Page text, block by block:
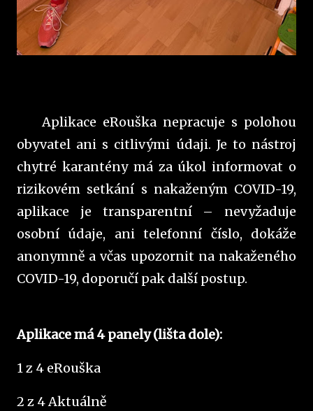
Aplikace eRouška nepracuje s polohou
obyvatel ani s citlivými údaji. Je to nástroj
chytré karantény má za úkol informovat o
rizikovém setkání s nakaženým COVID-19,
aplikace je transparentní – nevyžaduje
osobní údaje, ani telefonní číslo, dokáže
anonymně a včas upozornit na nakaženého
COVID-19, doporučí pak další postup.
Aplikace má 4 panely (lišta dole):
1 z 4 eRouška
2 z 4 Aktuálně